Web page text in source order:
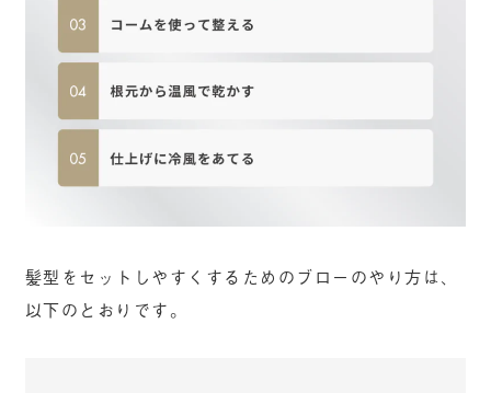
髪型をセットしやすくするためのブローのやり方は、
以下のとおりです。